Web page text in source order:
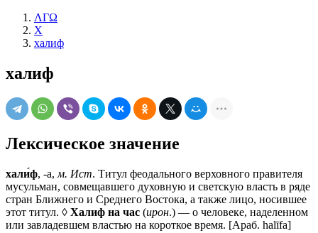
ΛΓΩ
Х
халиф
халиф
Лексическое значение
хали́ф, -а, м. Ист. Титул феодального верховного правителя
мусульман, совмещавшего духовную и светскую власть в ряде
стран Ближнего и Среднего Востока, а также лицо, носившее
этот титул. ◊ Халиф на час (ирон.) — о человеке, наделенном
или завладевшем властью на короткое время. [Араб. halīfa]